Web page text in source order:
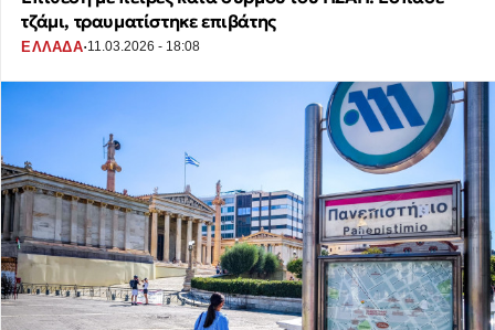
τζάμι, τραυματίστηκε επιβάτης
ΕΛΛΑΔΑ·11.03.2026 - 18:08